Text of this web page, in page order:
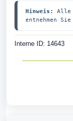
Hinweis:
Alle
entnehmen
Interne ID: 14643